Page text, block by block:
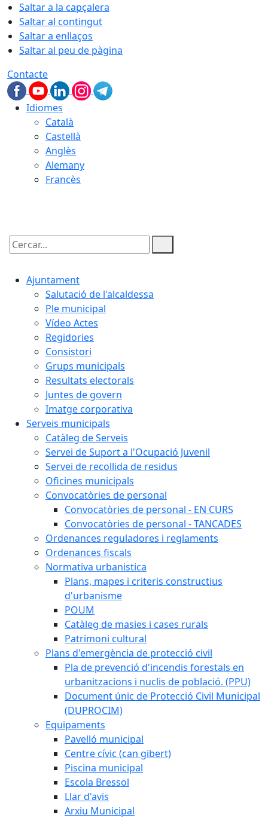
Saltar a la capçalera
Saltar al contingut
Saltar a enllaços
Saltar al peu de pàgina
Contacte
Idiomes
Català
Castellà
Anglès
Alemany
Francès
Cercar:
Ajuntament
Salutació de l'alcaldessa
Ple municipal
Vídeo Actes
Regidories
Consistori
Grups municipals
Resultats electorals
Juntes de govern
Imatge corporativa
Serveis municipals
Catàleg de Serveis
Servei de Suport a l'Ocupació Juvenil
Servei de recollida de residus
Oficines municipals
Convocatòries de personal
Convocatòries de personal - EN CURS
Convocatòries de personal - TANCADES
Ordenances reguladores i reglaments
Ordenances fiscals
Normativa urbanistica
Plans, mapes i criteris constructius
d'urbanisme
POUM
Catàleg de masies i cases rurals
Patrimoni cultural
Plans d'emergència de protecció civil
Pla de prevenció d'incendis forestals en
urbanitzacions i nuclis de població. (PPU)
Document únic de Protecció Civil Municipal
(DUPROCIM)
Equipaments
Pavelló municipal
Centre cívic (can gibert)
Piscina municipal
Escola Bressol
Llar d'avis
Arxiu Municipal